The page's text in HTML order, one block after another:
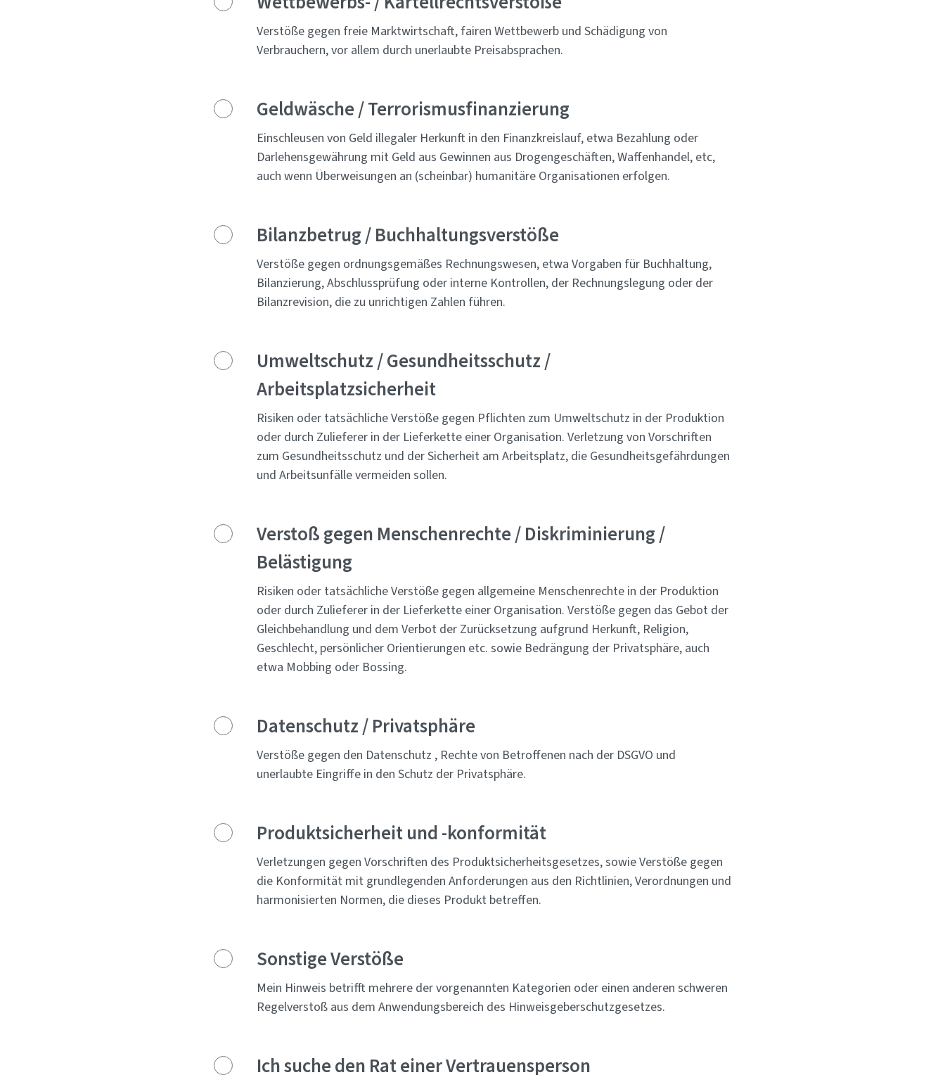
Verstöße gegen freie Marktwirtschaft, fairen Wettbewerb und Schädigung von
Verbrauchern, vor allem durch unerlaubte Preisabsprachen.
Geldwäsche / Terrorismusfinanzierung
Einschleusen von Geld illegaler Herkunft in den Finanzkreislauf, etwa Bezahlung oder
Darlehensgewährung mit Geld aus Gewinnen aus Drogengeschäften, Waffenhandel, etc,
auch wenn Überweisungen an (scheinbar) humanitäre Organisationen erfolgen.
Bilanzbetrug / Buchhaltungsverstöße
Verstöße gegen ordnungsgemäßes Rechnungswesen, etwa Vorgaben für Buchhaltung,
Bilanzierung, Abschlussprüfung oder interne Kontrollen, der Rechnungslegung oder der
Bilanzrevision, die zu unrichtigen Zahlen führen.
Umweltschutz / Gesundheitsschutz /
Arbeitsplatzsicherheit
Risiken oder tatsächliche Verstöße gegen Pflichten zum Umweltschutz in der Produktion
oder durch Zulieferer in der Lieferkette einer Organisation. Verletzung von Vorschriften
zum Gesundheitsschutz und der Sicherheit am Arbeitsplatz, die Gesundheitsgefährdungen
und Arbeitsunfälle vermeiden sollen.
Verstoß gegen Menschenrechte / Diskriminierung /
Belästigung
Risiken oder tatsächliche Verstöße gegen allgemeine Menschenrechte in der Produktion
oder durch Zulieferer in der Lieferkette einer Organisation. Verstöße gegen das Gebot der
Gleichbehandlung und dem Verbot der Zurücksetzung aufgrund Herkunft, Religion,
Geschlecht, persönlicher Orientierungen etc. sowie Bedrängung der Privatsphäre, auch
etwa Mobbing oder Bossing.
Datenschutz / Privatsphäre
Verstöße gegen den Datenschutz , Rechte von Betroffenen nach der DSGVO und
unerlaubte Eingriffe in den Schutz der Privatsphäre.
Produktsicherheit und -konformität
Verletzungen gegen Vorschriften des Produktsicherheitsgesetzes, sowie Verstöße gegen
die Konformität mit grundlegenden Anforderungen aus den Richtlinien, Verordnungen und
harmonisierten Normen, die dieses Produkt betreffen.
Sonstige Verstöße
Mein Hinweis betrifft mehrere der vorgenannten Kategorien oder einen anderen schweren
Regelverstoß aus dem Anwendungsbereich des Hinweisgeberschutzgesetzes.
Ich suche den Rat einer Vertrauensperson